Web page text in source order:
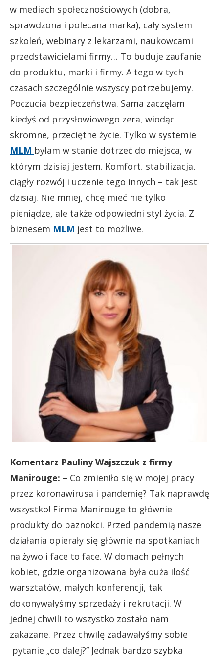
w mediach społecznościowych (dobra,
sprawdzona i polecana marka), cały system
szkoleń, webinary z lekarzami, naukowcami i
przedstawicielami firmy… To buduje zaufanie
do produktu, marki i firmy. A tego w tych
czasach szczególnie wszyscy potrzebujemy.
Poczucia bezpieczeństwa. Sama zaczęłam
kiedyś od przysłowiowego zera, wiodąc
skromne, przeciętne życie. Tylko w systemie
MLM byłam w stanie dotrzeć do miejsca, w
którym dzisiaj jestem. Komfort, stabilizacja,
ciągły rozwój i uczenie tego innych – tak jest
dzisiaj. Nie mniej, chcę mieć nie tylko
pieniądze, ale także odpowiedni styl życia. Z
biznesem MLM jest to możliwe.
Komentarz Pauliny Wajszczuk z firmy
Manirouge: – Co zmieniło się w mojej pracy
przez koronawirusa i pandemię? Tak naprawdę
wszystko! Firma Manirouge to głównie
produkty do paznokci. Przed pandemią nasze
działania opierały się głównie na spotkaniach
na żywo i face to face. W domach pełnych
kobiet, gdzie organizowana była duża ilość
warsztatów, małych konferencji, tak
dokonywałyśmy sprzedaży i rekrutacji. W
jednej chwili to wszystko zostało nam
zakazane. Przez chwilę zadawałyśmy sobie
pytanie „co dalej?” Jednak bardzo szybka